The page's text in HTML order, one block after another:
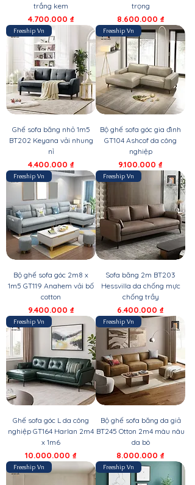
trắng kem
Giá
4.700.000 ₫
trọng
Giá
8.600.000 ₫
Freeship Vn
Ghế sofa băng nhỏ 1m5
BT202 Keyana vải nhung
nỉ
Giá
4.400.000 ₫
Freeship Vn
Bộ ghế sofa góc gia đình
GT104 Ashcof da công
nghiệp
Giá
9.100.000 ₫
Freeship Vn
Bộ ghế sofa góc 2m8 x
1m5 GT119 Anahem vải bố
cotton
Giá
9.400.000 ₫
Freeship Vn
Sofa băng 2m BT203
Hessvilla da chống mực
chống trầy
Giá
6.400.000 ₫
Freeship Vn
Ghế sofa góc L da công
nghiệp GT164 Harlan 2m4
x 1m6
Giá
10.000.000 ₫
Freeship Vn
Bộ ghế sofa băng da giả
BT245 Otton 2m4 màu nâu
da bò
Giá
8.000.000 ₫
Freeship Vn Freeship Vn